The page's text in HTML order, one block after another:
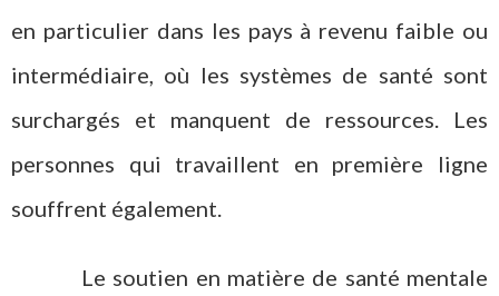
en particulier dans les pays à revenu faible ou
intermédiaire, où les systèmes de santé sont
surchargés et manquent de ressources. Les
personnes qui travaillent en première ligne
souffrent également.
Le soutien en matière de santé mentale